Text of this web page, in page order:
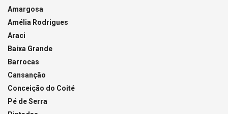
Amargosa
Amélia Rodrigues
Araci
Baixa Grande
Barrocas
Cansanção
Conceição do Coité
Pé de Serra